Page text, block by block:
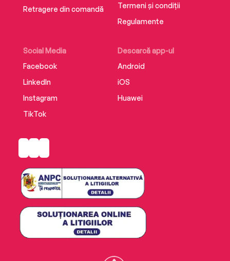
Retragere din comandă
Social Media
Facebook
LinkedIn
Instagram
TikTok
Descarcă app-ul
Android
iOS
Huawei
Termeni și condiții
Regulamente